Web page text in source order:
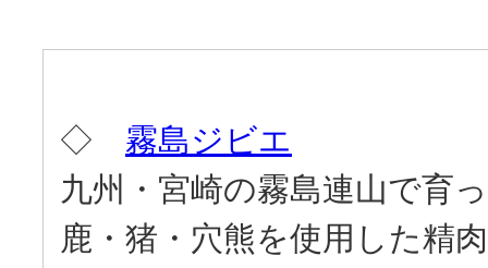
◇ 霧島ジビエ
九州・宮崎の霧島連山で育
鹿・猪・穴熊を使用した精